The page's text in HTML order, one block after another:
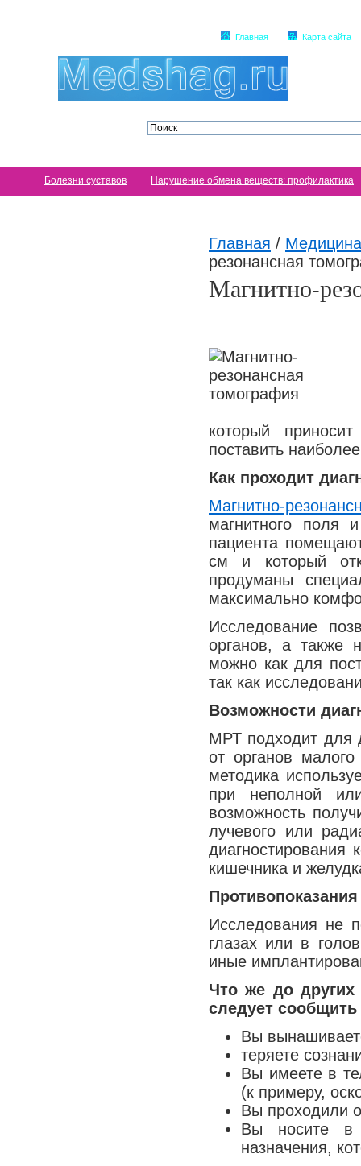
Главная Карта сайта
Болезни суставов Нарушение обмена веществ: профилактика
Главная /
резонансная
Магнитно-
который
поставить
Как проходит
Магнитно-
магнитного поля
пациента
см и который
продуманы
максимально
Исследование
органов, а также
можно как для
так как
Возможности
МРТ подходит для
от органов
методика
при неполной
возможность
лучевого или
диагностирования
кишечника и
Исследования не
глазах или в
иные
Что же до
следует
Вы
теряете
Вы имеете в
(к примеру,
Вы проходили
Вы носите в
назначения,